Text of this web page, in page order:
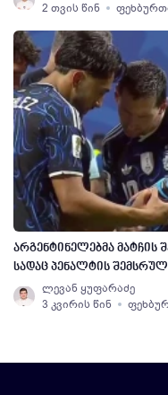
2 თვის წინ
არგენტინელებმა
სადაც პენალტის
ლევან ყუფარაძე
3 კვირის წინ